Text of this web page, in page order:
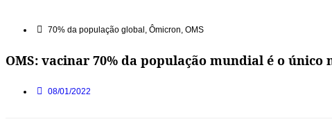
70% da população global , Ômicron, OMS
OMS: vacinar 70% da população mundial é o
08/01/2022